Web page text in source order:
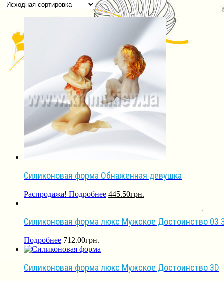
Силиконовая форма Обнаженная девушка
Распродажа! Подробнее 445.50грн.
Силиконовая форма люкс Мужское Достоинство 03
Подробнее 712.00грн.
Силиконовая форма люкс Мужское Достоинство 3D